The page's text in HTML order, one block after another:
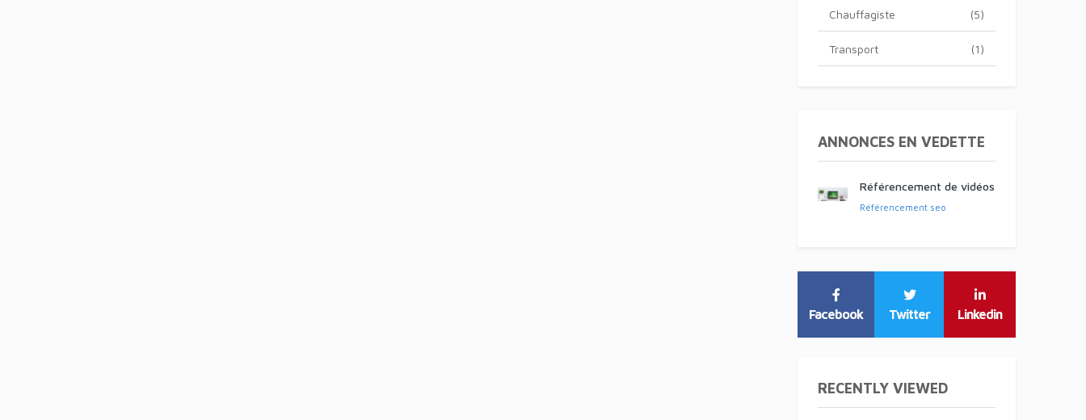
(5)
Chauffagiste
(1)
Transport
ANNONCES EN VEDETTE
Référencement de vidéos
Référencement seo
Facebook Twitter Linkedin
RECENTLY VIEWED